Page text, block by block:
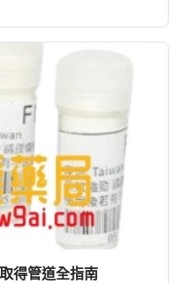
得管道全指南